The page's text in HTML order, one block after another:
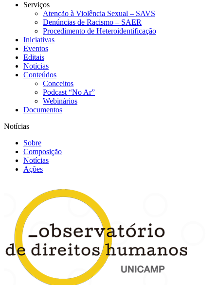
Serviços
Atenção à Violência Sexual – SAVS
Denúncias de Racismo – SAER
Procedimento de Heteroidentificação
Iniciativas
Eventos
Editais
Notícias
Conteúdos
Conceitos
Podcast “No Ar”
Webinários
Documentos
Notícias
Sobre
Composição
Notícias
Ações